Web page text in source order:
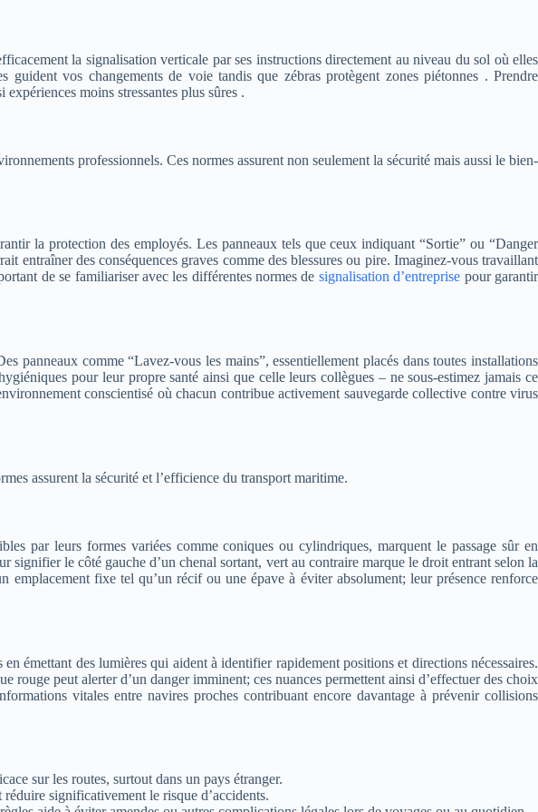
la signalisation verticale par ses instructions directement au niveau du sol où elles
vos changements de voie tandis que zébras protègent zones piétonnes . Prendre
moins stressantes plus sûres .
professionnels. Ces normes assurent non seulement la sécurité mais aussi le bien-
la protection des employés. Les panneaux tels que ceux indiquant “Sortie” ou “Danger
entraîner des conséquences graves comme des blessures ou pire. Imaginez-vous travaillant
de se familiariser avec les différentes normes de signalisation d’entreprise pour garantir
panneaux comme “Lavez-vous les mains”, essentiellement placés dans toutes installations
pour leur propre santé ainsi que celle leurs collègues – ne sous-estimez jamais ce
conscientisé où chacun contribue activement sauvegarde collective contre virus
assurent la sécurité et l’efficience du transport maritime.
par leurs formes variées comme coniques ou cylindriques, marquent le passage sûr en
le côté gauche d’un chenal sortant, vert au contraire marque le droit entrant selon la
fixe tel qu’un récif ou une épave à éviter absolument; leur présence renforce
émettant des lumières qui aident à identifier rapidement positions et directions nécessaires.
rouge peut alerter d’un danger imminent; ces nuances permettent ainsi d’effectuer des choix
vitales entre navires proches contribuant encore davantage à prévenir collisions
sur les routes, surtout dans un pays étranger.
significativement le risque d’accidents.